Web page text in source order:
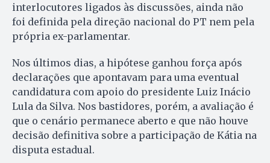
interlocutores ligados às discussões, ainda não
foi definida pela direção nacional do PT nem pela
própria ex-parlamentar.
Nos últimos dias, a hipótese ganhou força após
declarações que apontavam para uma eventual
candidatura com apoio do presidente Luiz Inácio
Lula da Silva. Nos bastidores, porém, a avaliação é
que o cenário permanece aberto e que não houve
decisão definitiva sobre a participação de Kátia na
disputa estadual.